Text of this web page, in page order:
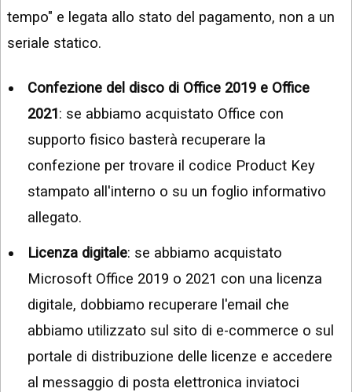
tempo" e legata allo stato del pagamento, non a un
seriale statico.
Confezione del disco di Office 2019 e Office
2021: se abbiamo acquistato Office con
supporto fisico basterà recuperare la
confezione per trovare il codice Product Key
stampato all'interno o su un foglio informativo
allegato.
Licenza digitale: se abbiamo acquistato
Microsoft Office 2019 o 2021 con una licenza
digitale, dobbiamo recuperare l'email che
abbiamo utilizzato sul sito di e-commerce o sul
portale di distribuzione delle licenze e accedere
al messaggio di posta elettronica inviatoci